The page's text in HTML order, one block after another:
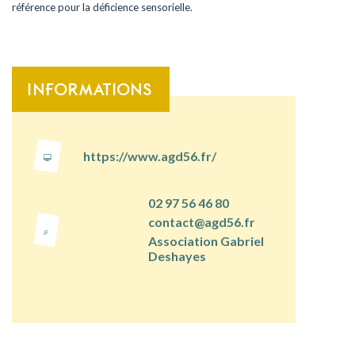
référence pour la déficience sensorielle.
INFORMATIONS
https://www.agd56.fr/
02 97 56 46 80
contact@agd56.fr
Association Gabriel
Deshayes